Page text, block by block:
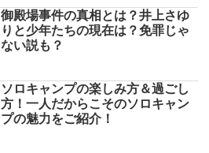
御殿場事件の真相とは？井上さゆ
りと少年たちの現在は？免罪じゃ
ない説も？
ソロキャンプの楽しみ方＆過ごし
方！一人だからこそのソロキャン
プの魅力をご紹介！